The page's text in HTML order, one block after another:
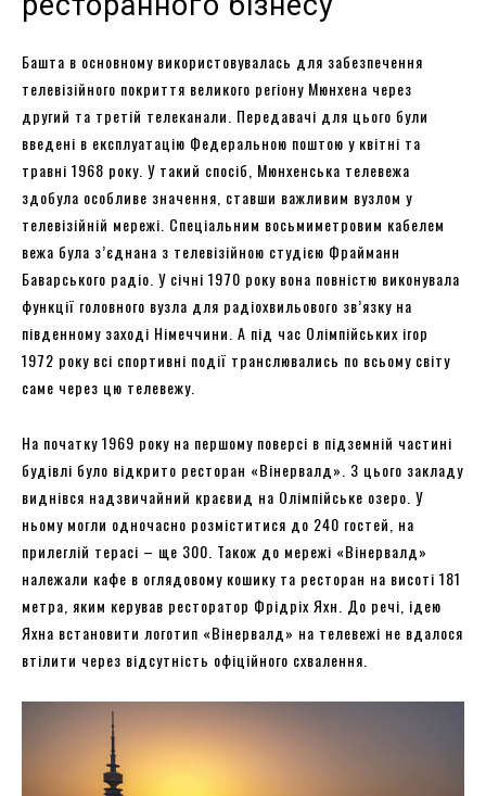
Башта в основному використовувалась для забезпечення
телевізійного покриття великого регіону Мюнхена через
другий та третій телеканали. Передавачі для цього були
введені в експлуатацію Федеральною поштою у квітні та
травні 1968 року. У такий спосіб, Мюнхенська телевежа
здобула особливе значення, ставши важливим вузлом у
телевізійній мережі. Спеціальним восьмиметровим кабелем
вежа була з’єднана з телевізійною студією Фрайманн
Баварського радіо. У січні 1970 року вона повністю виконувала
функції головного вузла для радіохвильового зв’язку на
південному заході Німеччини. А під час Олімпійських ігор
1972 року всі спортивні події транслювались по всьому світу
саме через цю телевежу.
На початку 1969 року на першому поверсі в підземній частині
будівлі було відкрито ресторан «Вінервалд». З цього закладу
виднівся надзвичайний краєвид на Олімпійське озеро. У
ньому могли одночасно розміститися до 240 гостей, на
прилеглій терасі – ще 300. Також до мережі «Вінервалд»
належали кафе в оглядовому кошику та ресторан на висоті 181
метра, яким керував ресторатор Фрідріх Яхн. До речі, ідею
Яхна встановити логотип «Вінервалд» на телевежі не вдалося
втілити через відсутність офіційного схвалення.